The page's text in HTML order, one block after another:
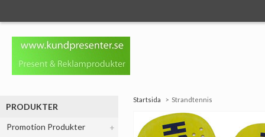
PRODUKTER
Promotion Produkter
Startsida Strandtennis